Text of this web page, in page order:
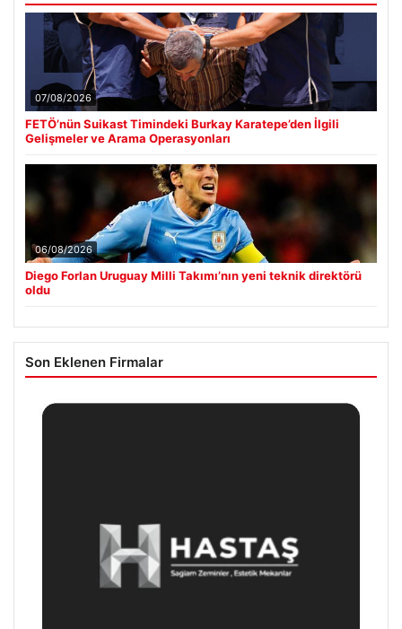
07/08/2026
FETÖ’nün Suikast Timindeki Burkay Karatepe’den İlgili
Gelişmeler ve Arama Operasyonları
06/08/2026
Diego Forlan Uruguay Milli Takımı’nın yeni teknik direktörü
oldu
Son Eklenen Firmalar